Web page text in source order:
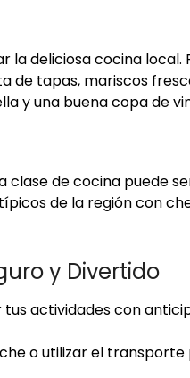
la deliciosa cocina local.
de tapas, mariscos
y una buena copa de
clase de cocina puede
de la región con
y Divertido
actividades con
o utilizar el